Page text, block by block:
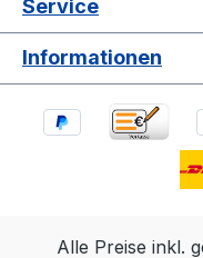
Service
Informationen
Alle Preise inkl.